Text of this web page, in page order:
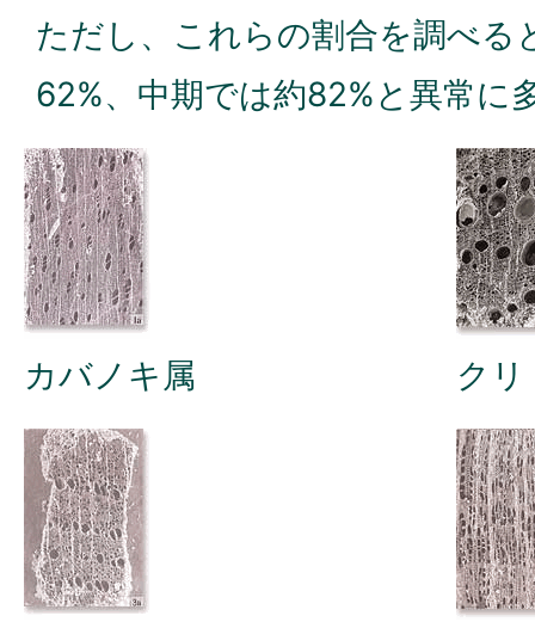
ただし、これらの割合を調べる
62%、中期では約82%と異常に
カバノキ属 クリ